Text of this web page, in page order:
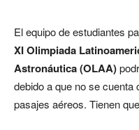
El equipo de estudiantes
XI Olimpiada
Astronáutica (OLAA)
debido a que no se cuenta
pasajes aéreos. Tienen